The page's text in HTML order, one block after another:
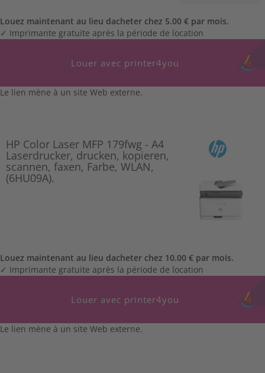
Louez maintenant au lieu dacheter chez 5.00 € par mois.
✓ Imprimante gratuite après la période de location
Louer avec printer4you
Le lien mène à un site Web externe.
HP Color Laser MFP 179fwg - A4
Laserdrucker, drucken, kopieren,
scannen, faxen, Farbe, WLAN,
(6HU09A).
Louez maintenant au lieu dacheter chez 10.00 € par mois.
✓ Imprimante gratuite après la période de location
Louer avec printer4you
Le lien mène à un site Web externe.